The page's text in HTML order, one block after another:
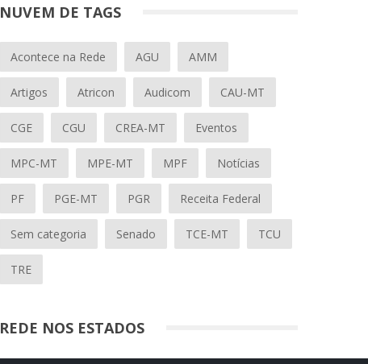
NUVEM DE TAGS
Acontece na Rede AGU AMM
Artigos Atricon Audicom CAU-MT
CGE CGU CREA-MT Eventos
MPC-MT MPE-MT MPF Notícias
PF PGE-MT PGR Receita Federal
Sem categoria Senado TCE-MT TCU
TRE
REDE NOS ESTADOS